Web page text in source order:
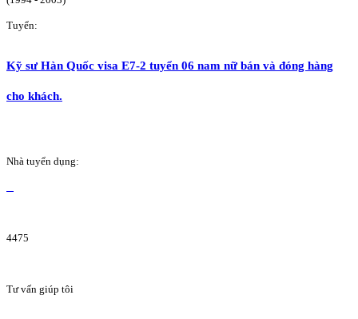
Tuyển:
Kỹ sư Hàn Quốc visa E7-2 tuyển 06 nam nữ bán và đóng hàng
cho khách.
Nhà tuyển dụng:
4475
Tư vấn giúp tôi